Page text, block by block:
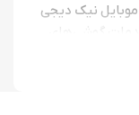
نیک دیجی
گوشی‌های